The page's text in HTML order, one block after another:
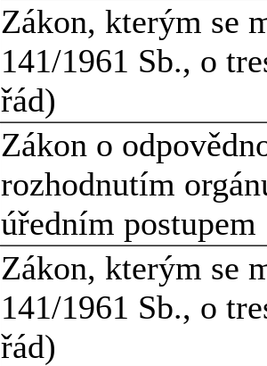
Zákon, kterým se
141/1961 Sb., o
řád)
Zákon o
rozhodnutím
úředním postupem
Zákon, kterým se
141/1961 Sb., o
řád)